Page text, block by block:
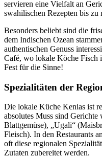
servieren eine Vielfalt an
swahilischen Rezepten bis zu
Besonders beliebt sind die
dem Indischen Ozean
authentischen Genuss
Café, wo lokale Köche Fisch
Fest für die Sinne!
Spezialitäten der
Die lokale Küche Kenias ist
absolutes Muss sind Gerichte
Blattgemüse), „Ugali“
Fleisch). In den Restaurants
oft diese regionalen
Zutaten zubereitet werden.